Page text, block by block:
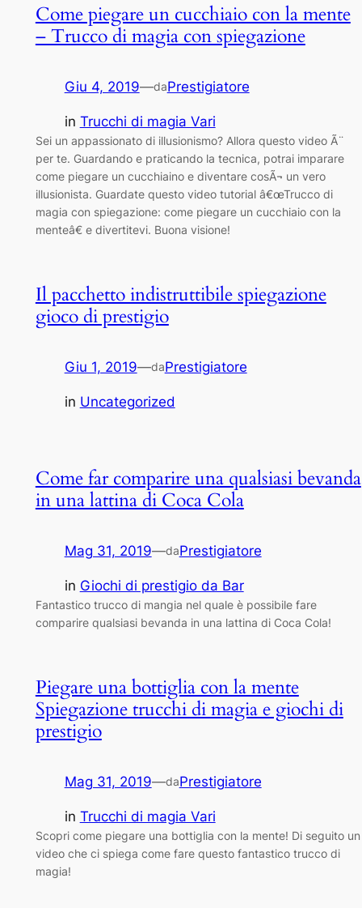
Come piegare un cucchiaio con la mente
– Trucco di magia con spiegazione
Giu 4, 2019—daPrestigiatore
in Trucchi di magia Vari
Sei un appassionato di illusionismo? Allora questo video Ã¨
per te. Guardando e praticando la tecnica, potrai imparare
come piegare un cucchiaino e diventare cosÃ¬ un vero
illusionista. Guardate questo video tutorial â€œTrucco di
magia con spiegazione: come piegare un cucchiaio con la
menteâ€ e divertitevi. Buona visione!
Il pacchetto indistruttibile spiegazione
gioco di prestigio
Giu 1, 2019—daPrestigiatore
in Uncategorized
Come far comparire una qualsiasi bevanda
in una lattina di Coca Cola
Mag 31, 2019—daPrestigiatore
in Giochi di prestigio da Bar
Fantastico trucco di mangia nel quale è possibile fare
comparire qualsiasi bevanda in una lattina di Coca Cola!
Piegare una bottiglia con la mente
Spiegazione trucchi di magia e giochi di
prestigio
Mag 31, 2019—daPrestigiatore
in Trucchi di magia Vari
Scopri come piegare una bottiglia con la mente! Di seguito un
video che ci spiega come fare questo fantastico trucco di
magia!